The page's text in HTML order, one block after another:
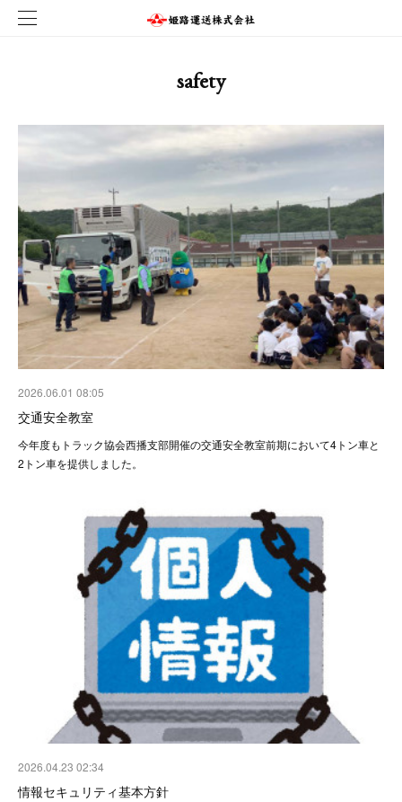
safety
2026.06.01 08:05
交通安全教室
今年度もトラック協会西播支部開催の交通安全教室前期において4トン車と
2トン車を提供しました。
2026.04.23 02:34
情報セキュリティ基本方針